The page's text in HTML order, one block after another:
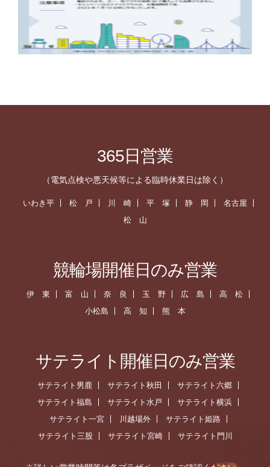
365日営業
（電気点検や悪天候等による臨時休業日は除く）
いわき平 松 戸 川 崎 平 塚 静 岡
名古屋
松 山
競輪場開催日のみ営業
伊 東 富 山 奈 良 玉 野 広 島
高 松
小松島
高 知 熊 本
サテライト開催日のみ営業
サテライト男鹿 サテライト秋田
サテライト六郷
サテライト福島
サテライト水戸
サテライト横浜
サテライト一宮
川越場外
サテライト姫路
サテライト三股
サテライト宮崎 サテライト門川